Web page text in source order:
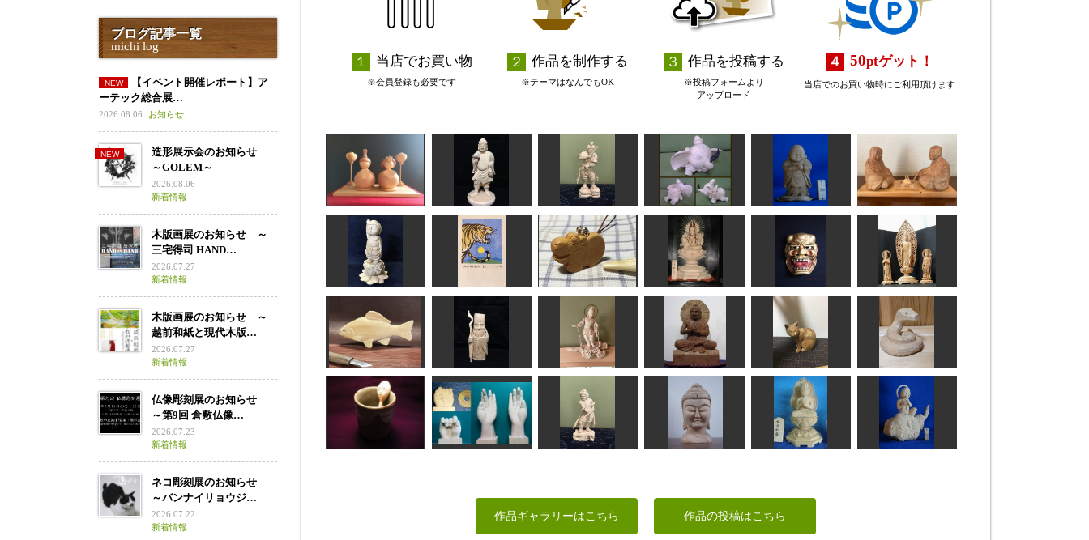
当店でお買い物
※会員登録も必要です
作品を制作する
※テーマはなんでもOK
作品を投稿する
※投稿フォームより
アップロード
50ptゲット！
当店でのお買い物時にご利用頂けます
お雛さま
Ｎ(エヌ)
宝海大黒天
しんちゃん
招杜羅大将
みっちゃん
ダンボ
ken
わらべ地蔵
ta-chann
良寛と貞信尼
けんさん
誕生仏
俊造
年賀状「寅」10
道刃物★所蔵参考作品
カバ
RinRin
如意輪観音菩薩 獅子口
ケンちゃん
阿弥陀三尊像
Issey
寿老人
しんちゃん
雲中供養菩薩像南
20号
みっちゃん
BUDDHA
ちゅうさん
横を向いた猫
波間
干支 巳
合之内麻呂
握手＆開き手
サイダー
波夷羅大将
みっちゃん
マンダレー風仏頭
ちゅうさん
大日如来像
作品ギャラリーはこちら 作品の投稿はこちら
ブログ記事一覧
michi log
【イベント開催レポート】ア
ーテック総合展…
2026.08.06 お知らせ
造形展示会のお知らせ
～GOLEM～
2026.08.06
新着情報
木版画展のお知らせ ～
三宅得司 HAND…
2026.07.27
新着情報
木版画展のお知らせ ～
越前和紙と現代木版…
2026.07.27
新着情報
仏像彫刻展のお知らせ
～第9回 倉敷仏像…
2026.07.23
新着情報
ネコ彫刻展のお知らせ
～バンナイリョウジ…
2026.07.22
新着情報